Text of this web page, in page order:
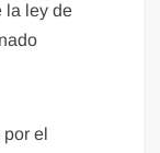
la ley de
el